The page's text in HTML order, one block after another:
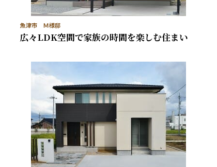
魚津市 Ｍ様邸
広々LDK空間で家族の時間を楽しむ住まい